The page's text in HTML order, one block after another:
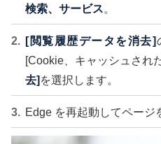
検索、サービス。
[閲覧履歴データを消去]
[Cookie、キャッシュされ
去] を選択します。
Edge を再起動してページ